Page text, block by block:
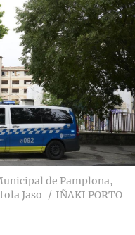
de Pamplona,
Jaso
IÑAKI PORTO